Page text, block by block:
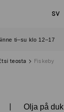
SV
ti–su klo 12–17
teosta Fiskeby
| Olja på duk